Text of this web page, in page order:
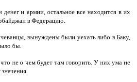
и армии, остальное все находится в их
в Федерацию.
вынуждены были уехать либо в Баку,
бы.
не о чем будет там говорить. У них ума не